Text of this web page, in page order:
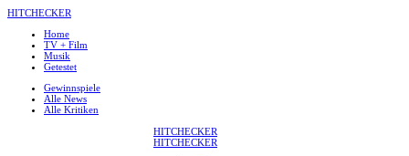
HITCHECKER
Home
TV + Film
Musik
Getestet
Gewinnspiele
Alle News
Alle Kritiken
HITCHECKER
HITCHECKER